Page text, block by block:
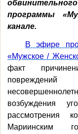
программы
канале.
В эфире
«Мужское /
факт
возбуждения
рассмотрения
Мариинским